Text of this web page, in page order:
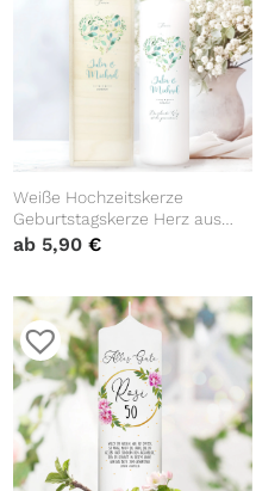
Weiße Hochzeitskerze
Geburtstagskerze Herz aus
Blättern, personalisiert
ab 5,90€